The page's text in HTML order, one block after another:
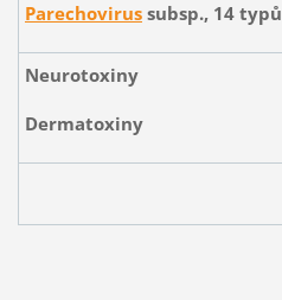
Parechovirussubsp., 14 typů
Neurotoxiny
Dermatoxiny